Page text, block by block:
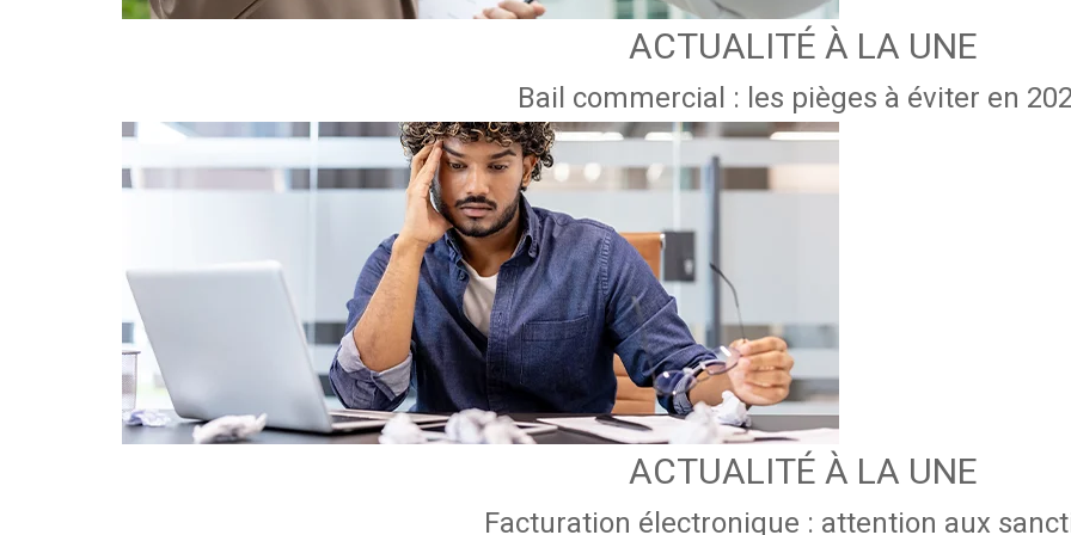
ACTUALITÉ À LA UNE
Bail commercial : les pièges à éviter en
ACTUALITÉ À LA UNE
Facturation électronique : attention aux